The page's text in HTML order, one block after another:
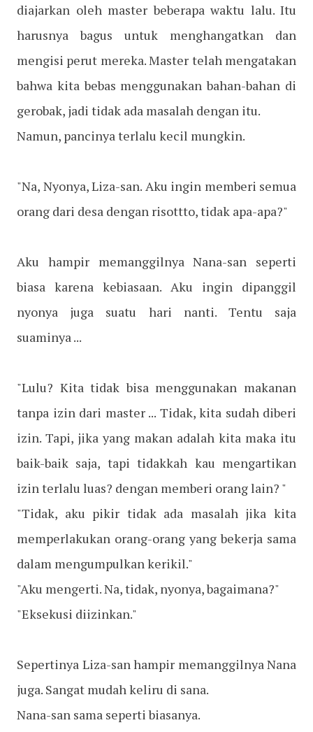
diajarkan oleh master beberapa waktu lalu. Itu
harusnya bagus untuk menghangatkan dan
mengisi perut mereka. Master telah mengatakan
bahwa kita bebas menggunakan bahan-bahan di
gerobak, jadi tidak ada masalah dengan itu.
Namun, pancinya terlalu kecil mungkin.
"Na, Nyonya, Liza-san. Aku ingin memberi semua
orang dari desa dengan risottto, tidak apa-apa?"
Aku hampir memanggilnya Nana-san seperti
biasa karena kebiasaan. Aku ingin dipanggil
nyonya juga suatu hari nanti. Tentu saja
suaminya ...
"Lulu? Kita tidak bisa menggunakan makanan
tanpa izin dari master ... Tidak, kita sudah diberi
izin. Tapi, jika yang makan adalah kita maka itu
baik-baik saja, tapi tidakkah kau mengartikan
izin terlalu luas? dengan memberi orang lain? "
"Tidak, aku pikir tidak ada masalah jika kita
memperlakukan orang-orang yang bekerja sama
dalam mengumpulkan kerikil."
"Aku mengerti. Na, tidak, nyonya, bagaimana?"
"Eksekusi diizinkan."
Sepertinya Liza-san hampir memanggilnya Nana
juga. Sangat mudah keliru di sana.
Nana-san sama seperti biasanya.